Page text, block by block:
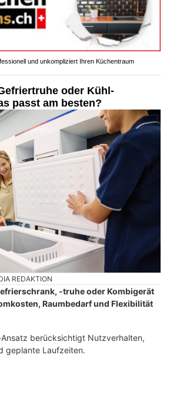
und unkompliziert Ihren Küchentraum
oder Kühl-
passt am besten?
REDAKTION
-truhe oder Kombigerät
Raumbedarf und Flexibilität
Ansatz berücksichtigt Nutzverhalten,
geplante Laufzeiten.